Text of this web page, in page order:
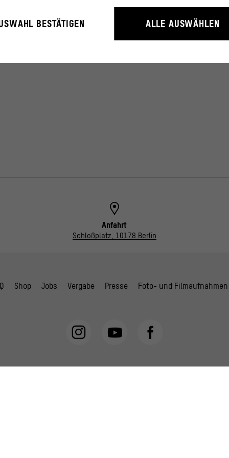
Anfahrt
Schloßplatz, 10178 Berlin
Shop Jobs Vergabe Presse Foto- und Filmaufnahmen
der Webseite unbedingt notwendig, weil sie grundlegende
BESTÄTIGEN ALLE AUSWÄHLEN